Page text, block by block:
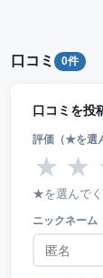
口コミ 0件
口コミを投
評価（★を選
★ ★
★を選んで
ニックネーム